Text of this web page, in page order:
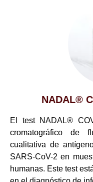
NADAL®
El test NADAL®
cromatográfico de
cualitativa de
SARS-CoV-2 en
humanas. Este test